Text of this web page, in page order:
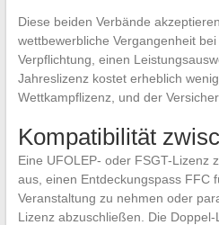
Diese beiden Verbände
wettbewerbliche Vergangenheit
Verpflichtung, einen
Jahreslizenz kostet erheblich
Wettkampflizenz, und der
Kompatibilität
Eine UFOLEP- oder FSGT-Lizenz
aus, einen Entdeckungspass FFC
Veranstaltung zu nehmen oder
Lizenz abzuschließen. Die